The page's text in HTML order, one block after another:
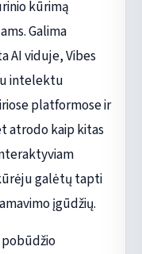
kūrimą
Galima
AI viduje, Vibes
intelektu
platformose ir
atrodo kaip kitas
galėtų tapti
įgūdžių.